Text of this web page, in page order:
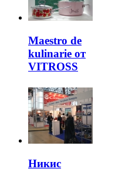
Maestro de
kulinarie от
VITROSS
Никис